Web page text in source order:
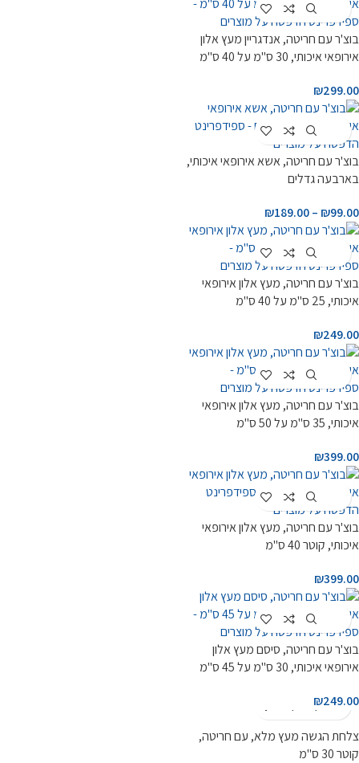
Customize
בוצ'ר עם חריטה, אנדגריין מעץ אלון
אירופאי איכותי, 30 ס"מ על 40 ס"מ
₪299.00
Customize
בוצ'ר עם חריטה, אשא אירופאי איכותי,
בארבעה גדלים
₪99.00
–
₪189.00
Customize
בוצ'ר עם חריטה, מעץ אלון אירופאי
איכותי, 25 ס"מ על 40 ס"מ
₪249.00
Customize
בוצ'ר עם חריטה, מעץ אלון אירופאי
איכותי, 35 ס"מ על 50 ס"מ
₪399.00
Customize
בוצ'ר עם חריטה, מעץ אלון אירופאי
איכותי, קוטר 40 ס"מ
₪399.00
Customize
בוצ'ר עם חריטה, סיסם מעץ אלון
אירופאי איכותי, 30 ס"מ על 45 ס"מ
₪249.00
Customize
צלחת הגשה מעץ מלא, עם חריטה,
קוטר 30 ס"מ